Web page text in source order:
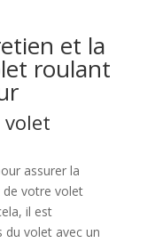
et la
roulant
assurer la
votre volet
il est
volet avec un